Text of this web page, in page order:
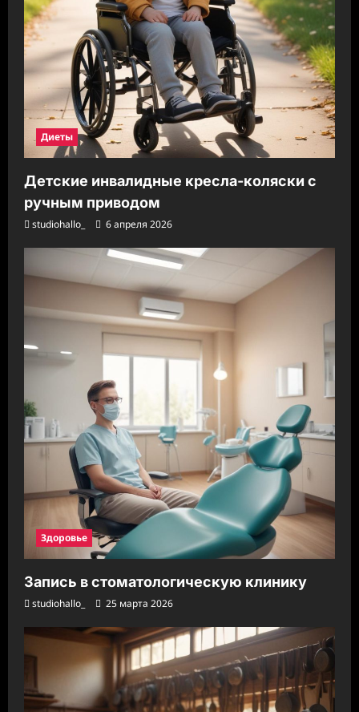
Диеты
Детские инвалидные кресла-коляски с
ручным приводом
studiohallo_ 6 апреля 2026
Здоровье
Запись в стоматологическую клинику
studiohallo_ 25 марта 2026